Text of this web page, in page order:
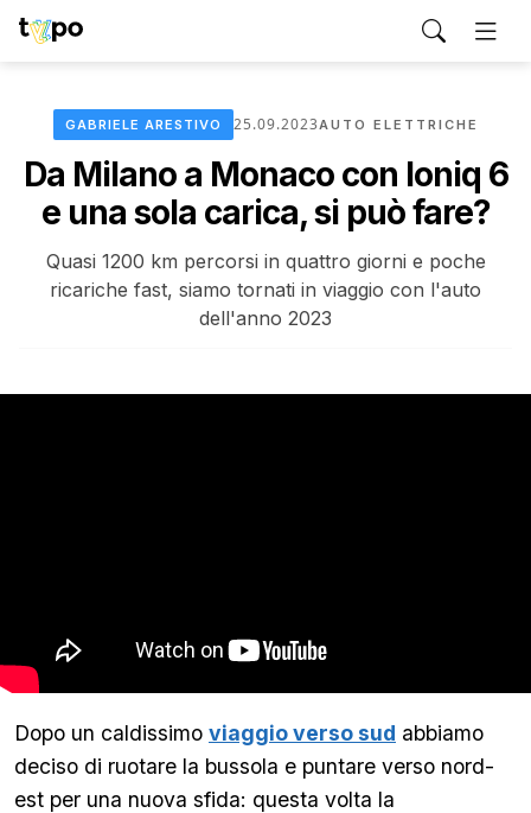
GABRIELE ARESTIVO 25.09.2023AUTO ELETTRICHE
Da Milano a Monaco con Ioniq 6
e una sola carica, si può fare?
Quasi 1200 km percorsi in quattro giorni e poche
ricariche fast, siamo tornati in viaggio con l'auto
dell'anno 2023
Dopo un caldissimo viaggio verso sud abbiamo
deciso di ruotare la bussola e puntare verso nord-
est per una nuova sfida: questa volta la